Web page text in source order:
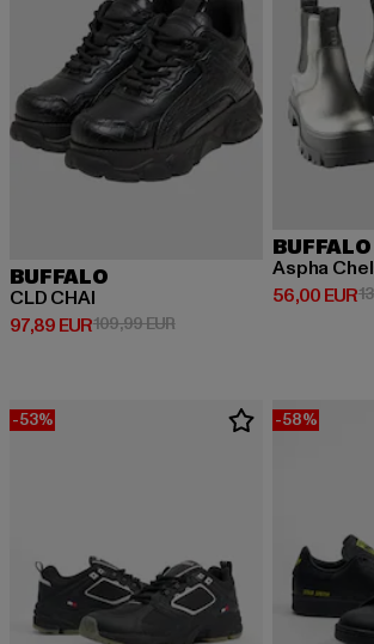
BUFFALO
CLD CHAI
97,89 EUR
Derzeitiger Preis: 97,89 EUR
109,99 EURAktionspreis: 109,99 EUR
BUFFALO
56,00 EUR
Derzeitiger
-53% -58%